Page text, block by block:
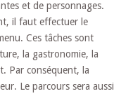
et de personnages.
il faut effectuer le
Ces tâches sont
la gastronomie, la
Par conséquent, la
Le parcours sera aussi